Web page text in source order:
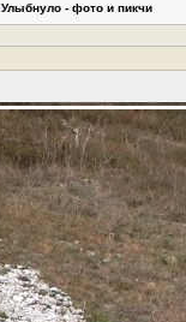
Улыбнуло - фото и пикчи